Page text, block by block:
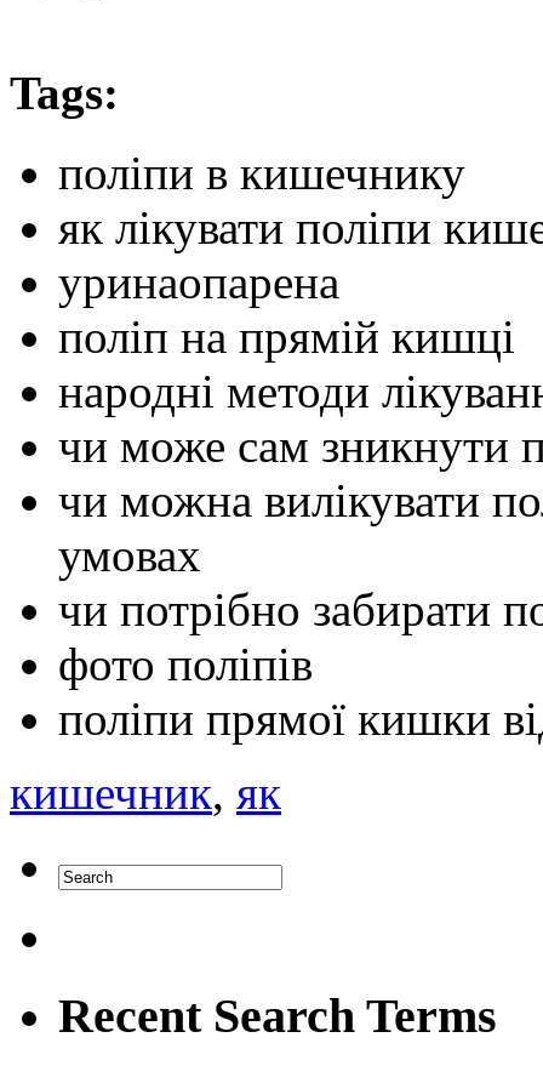
Tags:
поліпи в кишечнику
як лікувати поліпи
уринаопарена
поліп на прямій кишці
народні методи
чи може сам зникнути
чи можна вилікувати
умовах
чи потрібно забирати
фото поліпів
поліпи прямої кишки
кишечник, як
Recent Search Terms